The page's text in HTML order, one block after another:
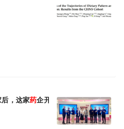
，这家药企开始用AI重构研发办公